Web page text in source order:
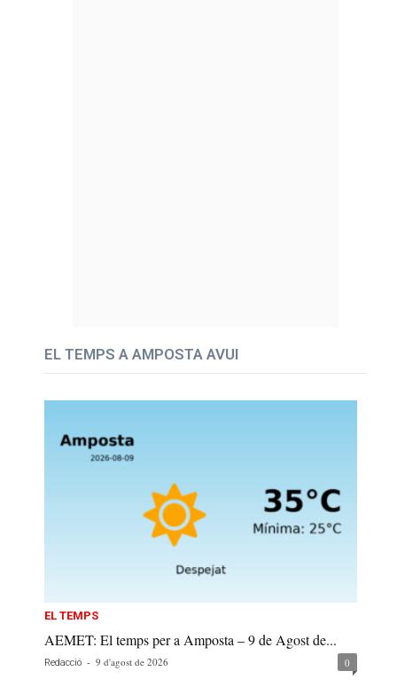
EL TEMPS A AMPOSTA AVUI
EL TEMPS
AEMET: El temps per a Amposta – 9 de Agost de...
Redacció - 9 d'agost de 2026 0